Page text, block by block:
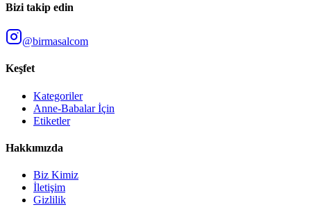
Bizi takip edin
@birmasalcom
Keşfet
Kategoriler
Anne-Babalar İçin
Etiketler
Hakkımızda
Biz Kimiz
İletişim
Gizlilik